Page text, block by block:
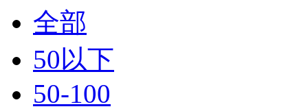
全部
50以下
50-100